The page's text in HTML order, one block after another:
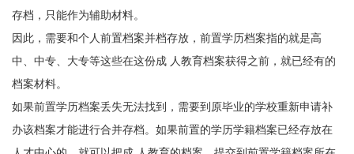
存档，只能作为辅助材料。
因此，需要和个人前置档案并档存放，前置学历档案指的就是高
中、中专、大专等这些在这份成 人教育档案获得之前，就已经有的
档案材料。
如果前置学历档案丢失无法找到，需要到原毕业的学校重新申请补
办该档案才能进行合并存档。如果前置的学历学籍档案已经存放在